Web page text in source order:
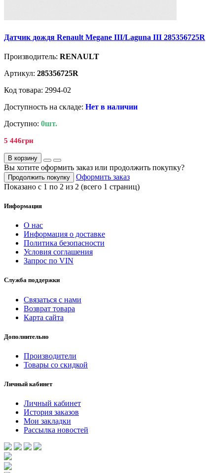
Датчик дождя Renault Megane III/Laguna III 285356725R
Производитель: RENAULT
Артикул: 285356725R
Код товара: 2994-02
Доступность на складе: Нет в наличии
Доступно: 0шт.
5 446грн
В корзину
Вы хотите оформить заказ или продолжить покупку?
Продолжить покупку
Оформить заказ
Показано с 1 по 2 из 2 (всего 1 страниц)
Информация
О нас
Информация о доставке
Политика безопасности
Условия соглашения
Запрос по VIN
Служба поддержки
Связаться с нами
Возврат товара
Карта сайта
Дополнительно
Производители
Товары со скидкой
Личный кабинет
Личный кабинет
История заказов
Мои закладки
Рассылка новостей